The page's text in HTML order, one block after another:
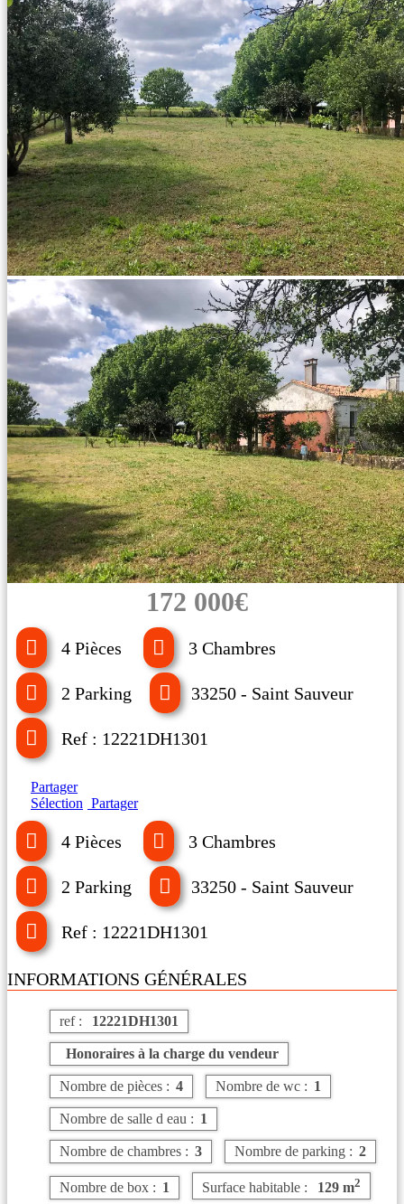
172 000€
4 Pièces 3 Chambres
2 Parking 33250 - Saint Sauveur
Ref : 12221DH1301
Partager
Sélection Partager
4 Pièces 3 Chambres
2 Parking 33250 - Saint Sauveur
Ref : 12221DH1301
INFORMATIONS GÉNÉRALES
ref : 12221DH1301
Honoraires à la charge du vendeur
Nombre de pièces : 4 Nombre de wc : 1
Nombre de salle d eau : 1
Nombre de chambres : 3 Nombre de parking : 2
Nombre de box : 1 Surface habitable : 129 m2